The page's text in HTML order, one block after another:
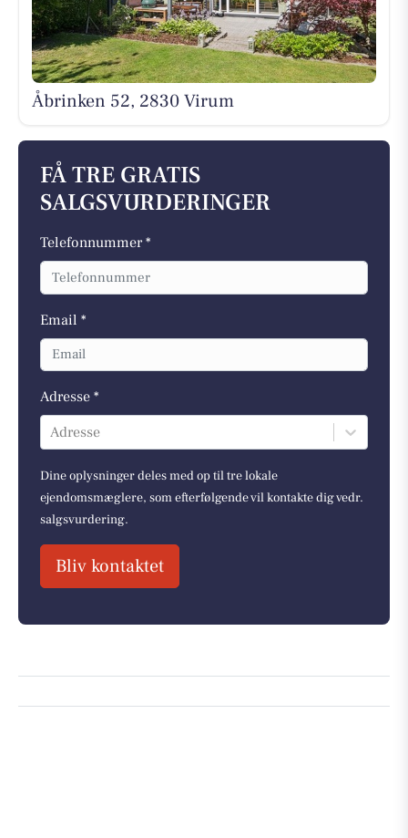
Åbrinken 52, 2830 Virum
FÅ TRE GRATIS
SALGSVURDERINGER
Telefonnummer *
Email *
Adresse *
Adresse
Dine oplysninger deles med op til tre lokale
ejendomsmæglere, som efterfølgende vil kontakte dig vedr.
salgsvurdering.
Bliv kontaktet